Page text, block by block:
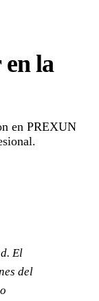
la
en PREXUN
El
del